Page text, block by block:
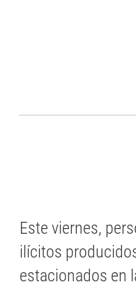
Este viernes,
ilícitos
estacionados en